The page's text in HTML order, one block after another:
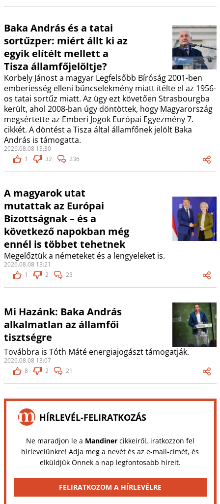
Baka András és a tatai
sortűzper: miért állt ki az
egyik elítélt mellett a
Tisza államfőjelöltje?
Korbely Jánost a magyar Legfelsőbb Bíróság 2001-ben
emberiesség elleni bűncselekmény miatt ítélte el az 1956-
os tatai sortűz miatt. Az ügy ezt követően Strasbourgba
került, ahol 2008-ban úgy döntöttek, hogy Magyarország
megsértette az Emberi Jogok Európai Egyezmény 7.
cikkét. A döntést a Tisza által államfőnek jelölt Baka
András is támogatta.
2026.08.08 13:30
1
32 236
A magyarok utat
mutattak az Európai
Bizottságnak – és a
következő napokban még
ennél is többet tehetnek
Megelőztük a németeket és a lengyeleket is.
2026.08.08 13:21
1
2 23
Mi Hazánk: Baka András
alkalmatlan az államfői
tisztségre
Továbbra is Tóth Máté energiajogászt támogatják.
2026.08.08 13:07
8
2 21
HÍRLEVÉL-FELIRATKOZÁS
Ne maradjon le a Mandinercikkeiről, iratkozzon fel
hírlevelünkre! Adja meg a nevét és az e-mail-címét, és
elküldjük Önnek a nap legfontosabb híreit.
FELIRATKOZOM A HÍRLEVÉLRE